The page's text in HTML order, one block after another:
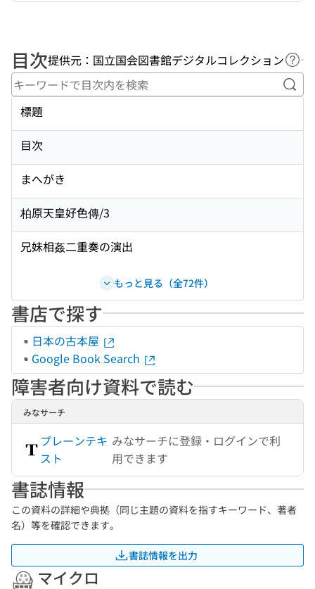
目次提供元：国立国会図書館デジタルコレクション ヘ
キ
標題
目次
まへがき
柏原天皇好色傳/3
兄妹相姦二重奏の演出
もっと見る（全72件）
書店で探す
日本の古本屋
Google Book Search
障害者向け資料で読む
みなサーチ
プレーンテキ
スト
みなサーチに登録・ログインで利
用できます
書誌情報
この資料の詳細や典拠（同じ主題の資料を指すキーワード、著者
名）等を確認できます。
書誌情報を出力
マイクロ